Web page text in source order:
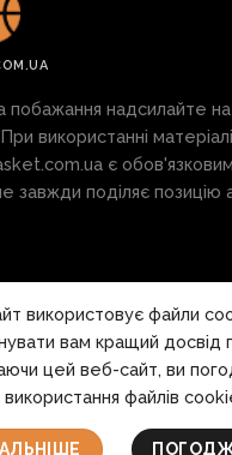
побажання надсилайте
використанні
є
завжди поділяє позицію
- 2026 ©
використовує файли
вам кращий досвід
цей веб-сайт, ви
використання файлів